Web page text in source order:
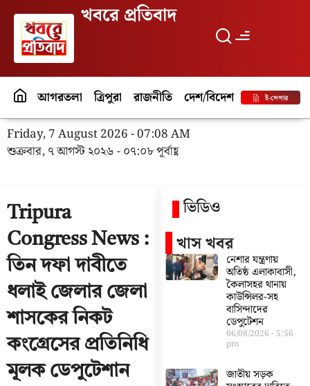
খবরে প্রতিবাদ
আগরতলা ত্রিপুরা রাজনীতি দেশ/বিদেশ পর্যটনই-পেপার
Friday, 7 August 2026 - 07:08 AM
শুক্রবার, ৭ আগস্ট ২০২৬ - ০৭:০৮ পূর্বাহ্ণ
Tripura
Congress News :
তিন দফা দাবীতে
ধলাই জেলার জেলা
শাসকের নিকট
কংগ্রেসের প্রতিনিধি
মূলক ডেপুটেশান
ভিডিও
খাস খবর
নেশার যন্ত্রণায়
অতিষ্ঠ এলাকাবাসী,
কৈলাসহর থানায়
কাউন্সিলর-সহ
বাসিন্দাদের
ডেপুটেশন
06/08/2026 5:56
pm
জাতীয় সড়ক